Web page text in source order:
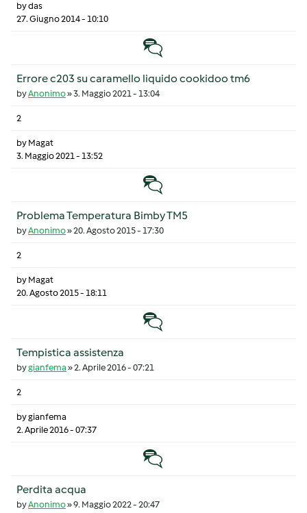
bydas
27. Giugno 2014 - 10:10
Discussione normale
Errore c203 su caramello liquido cookidoo tm6
byAnonimo»3. Maggio 2021 - 13:04
2
by Magat
3. Maggio 2021 - 13:52
Discussione normale
Problema Temperatura Bimby TM5
byAnonimo»20. Agosto 2015 - 17:30
2
by Magat
20. Agosto 2015 - 18:11
Discussione normale
Tempistica assistenza
bygianfema »2. Aprile 2016 - 07:21
2
bygianfema
2. Aprile 2016 - 07:37
Discussione normale
Perdita acqua
byAnonimo»9. Maggio 2022 - 20:47